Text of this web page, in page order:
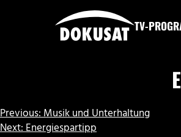
TV-
BEITRAGSNAVIGATION
Previous:Musik und Unterhaltung
Next:Energiespartipp